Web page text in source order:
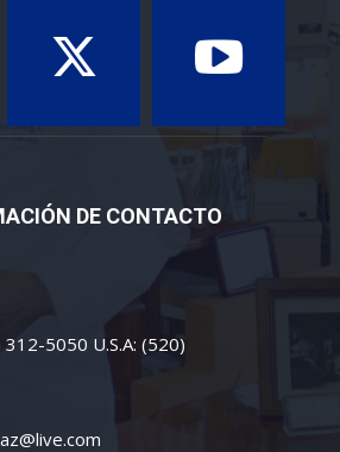
DE CONTACTO
312-5050 U.S.A: (520)